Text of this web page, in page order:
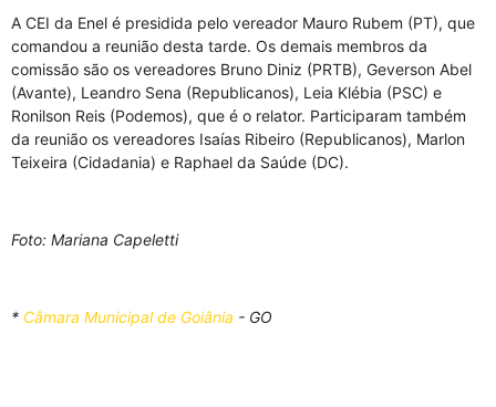
A CEI da Enel é presidida pelo vereador Mauro Rubem (PT), que
comandou a reunião desta tarde. Os demais membros da
comissão são os vereadores Bruno Diniz (PRTB), Geverson Abel
(Avante), Leandro Sena (Republicanos), Leia Klébia (PSC) e
Ronilson Reis (Podemos), que é o relator. Participaram também
da reunião os vereadores Isaías Ribeiro (Republicanos), Marlon
Teixeira (Cidadania) e Raphael da Saúde (DC).
Foto: Mariana Capeletti
* Câmara Municipal de Goiânia - GO